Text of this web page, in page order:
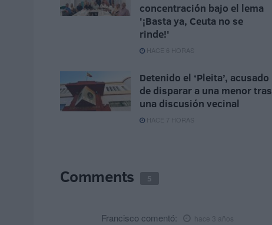
concentración bajo el lema
'¡Basta ya, Ceuta no se
rinde!'
HACE 6 HORAS
Detenido el ‘Pleita’, acusado
de disparar a una menor tras
una discusión vecinal
HACE 7 HORAS
Comments 5
Francisco comentó: hace 3 años